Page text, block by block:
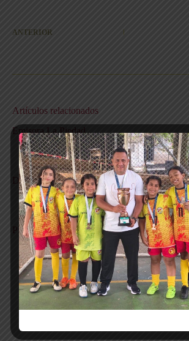
ANTERIOR
Artículos relacionados
Emisora La Piedad
10 abril, 2026
Documentación para la media técnica
12 febrero, 2026
PROGRAMACIÓN DE AGENDA
26 enero, 2026